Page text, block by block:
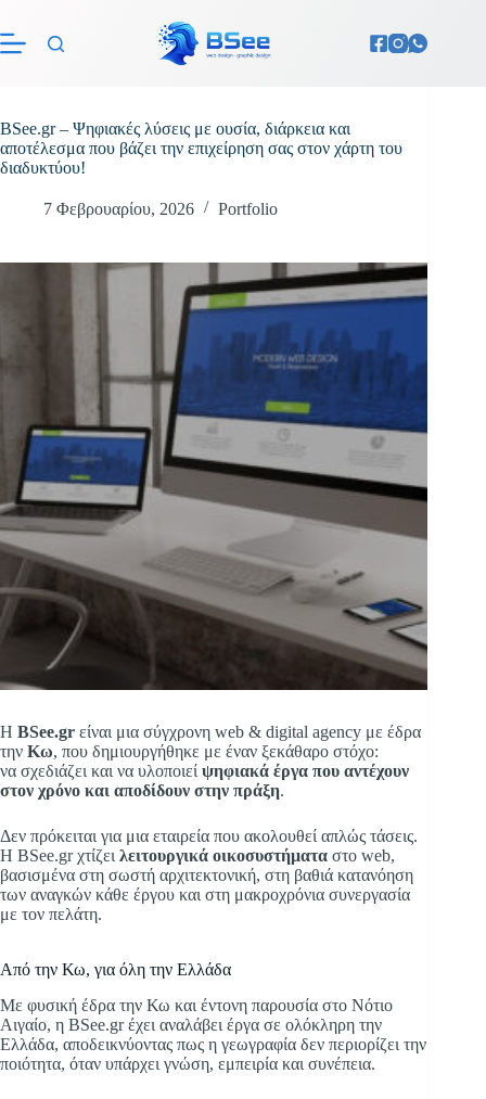
περιεχόμενο
BSee.gr – Ψηφιακές λύσεις με ουσία, διάρκεια και
αποτέλεσμα που βάζει την επιχείρηση σας στον χάρτη του
διαδυκτύου!
7 Φεβρουαρίου, 2026 Portfolio
Η BSee.gr είναι μια σύγχρονη web & digital agency με έδρα
την Κω, που δημιουργήθηκε με έναν ξεκάθαρο στόχο:
να σχεδιάζει και να υλοποιεί ψηφιακά έργα που αντέχουν
στον χρόνο και αποδίδουν στην πράξη.
Δεν πρόκειται για μια εταιρεία που ακολουθεί απλώς τάσεις.
Η BSee.gr χτίζει λειτουργικά οικοσυστήματα στο web,
βασισμένα στη σωστή αρχιτεκτονική, στη βαθιά κατανόηση
των αναγκών κάθε έργου και στη μακροχρόνια συνεργασία
με τον πελάτη.
Από την Κω, για όλη την Ελλάδα
Με φυσική έδρα την Κω και έντονη παρουσία στο Νότιο
Αιγαίο, η BSee.gr έχει αναλάβει έργα σε ολόκληρη την
Ελλάδα, αποδεικνύοντας πως η γεωγραφία δεν περιορίζει την
ποιότητα, όταν υπάρχει γνώση, εμπειρία και συνέπεια.